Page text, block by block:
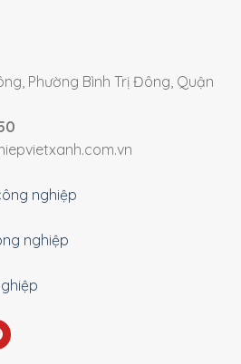
Phường Bình Trị Đông, Quận
nghiệp
nghiệp